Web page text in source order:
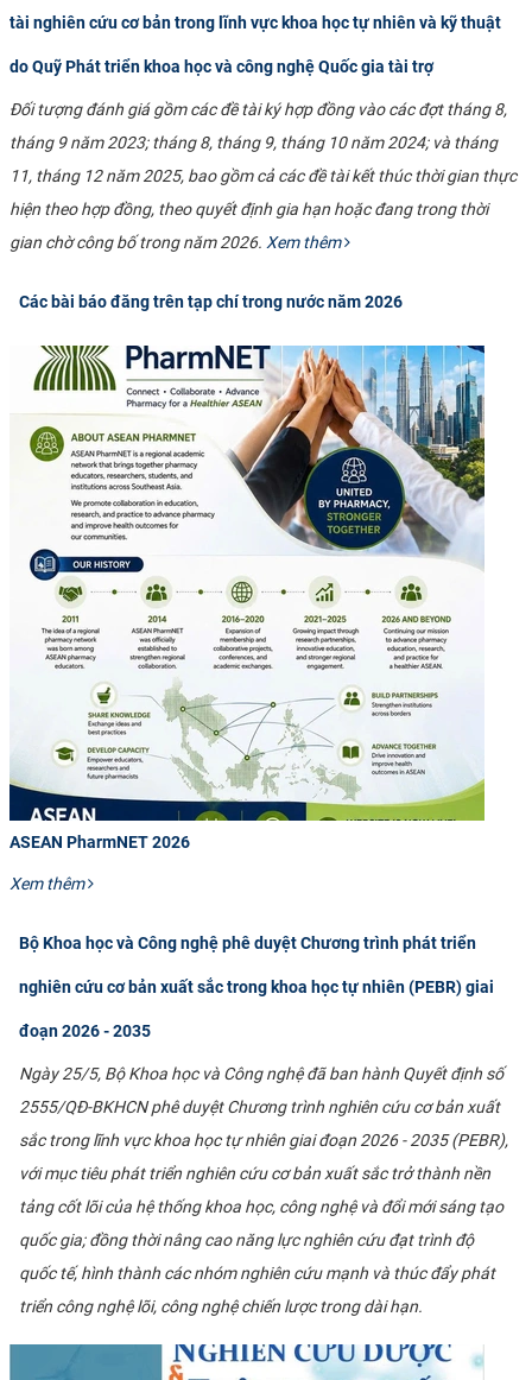
tài nghiên cứu cơ bản trong lĩnh vực khoa học tự nhiên và kỹ thuật
do Quỹ Phát triển khoa học và công nghệ Quốc gia tài trợ
Đối tượng đánh giá gồm các đề tài ký hợp đồng vào các đợt tháng 8,
tháng 9 năm 2023; tháng 8, tháng 9, tháng 10 năm 2024; và tháng
11, tháng 12 năm 2025, bao gồm cả các đề tài kết thúc thời gian thực
hiện theo hợp đồng, theo quyết định gia hạn hoặc đang trong thời
gian chờ công bố trong năm 2026. Xem thêm
Các bài báo đăng trên tạp chí trong nước năm 2026
ASEAN PharmNET 2026
Xem thêm
Bộ Khoa học và Công nghệ phê duyệt Chương trình phát triển
nghiên cứu cơ bản xuất sắc trong khoa học tự nhiên (PEBR) giai
đoạn 2026 - 2035
Ngày 25/5, Bộ Khoa học và Công nghệ đã ban hành Quyết định số
2555/QĐ-BKHCN phê duyệt Chương trình nghiên cứu cơ bản xuất
sắc trong lĩnh vực khoa học tự nhiên giai đoạn 2026 - 2035 (PEBR),
với mục tiêu phát triển nghiên cứu cơ bản xuất sắc trở thành nền
tảng cốt lõi của hệ thống khoa học, công nghệ và đổi mới sáng tạo
quốc gia; đồng thời nâng cao năng lực nghiên cứu đạt trình độ
quốc tế, hình thành các nhóm nghiên cứu mạnh và thúc đẩy phát
triển công nghệ lõi, công nghệ chiến lược trong dài hạn.